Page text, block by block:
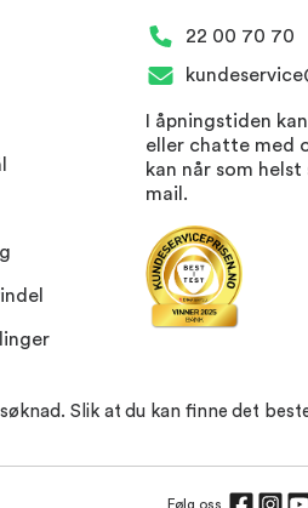
22 00 70 70
I åpningstiden
eller chatte med
kan når som helst
mail.
Slik at du kan finne det
Følg oss